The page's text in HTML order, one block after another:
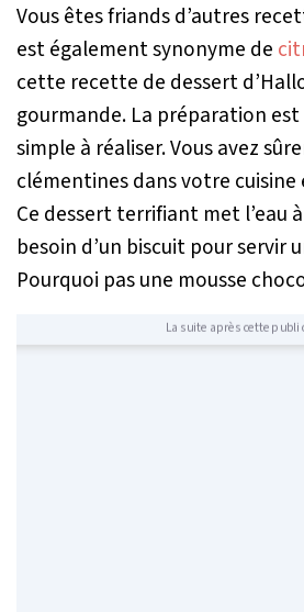
Vous êtes friands d’autres
est également synonyme de
cette recette de dessert
gourmande. La préparation
simple à réaliser. Vous avez
clémentines dans votre
Ce dessert terrifiant met l’eau
besoin d’un biscuit pour servir
Pourquoi pas une mousse
La suite après cette